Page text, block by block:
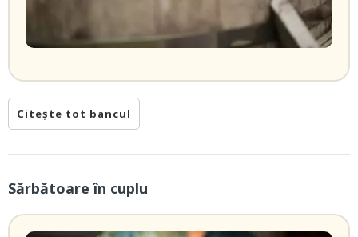
Citește tot bancul
Sărbătoare în cuplu